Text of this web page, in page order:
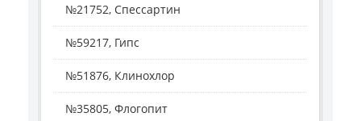
№21752, Спессартин
№59217, Гипс
№51876, Клинохлор
№35805, Флогопит